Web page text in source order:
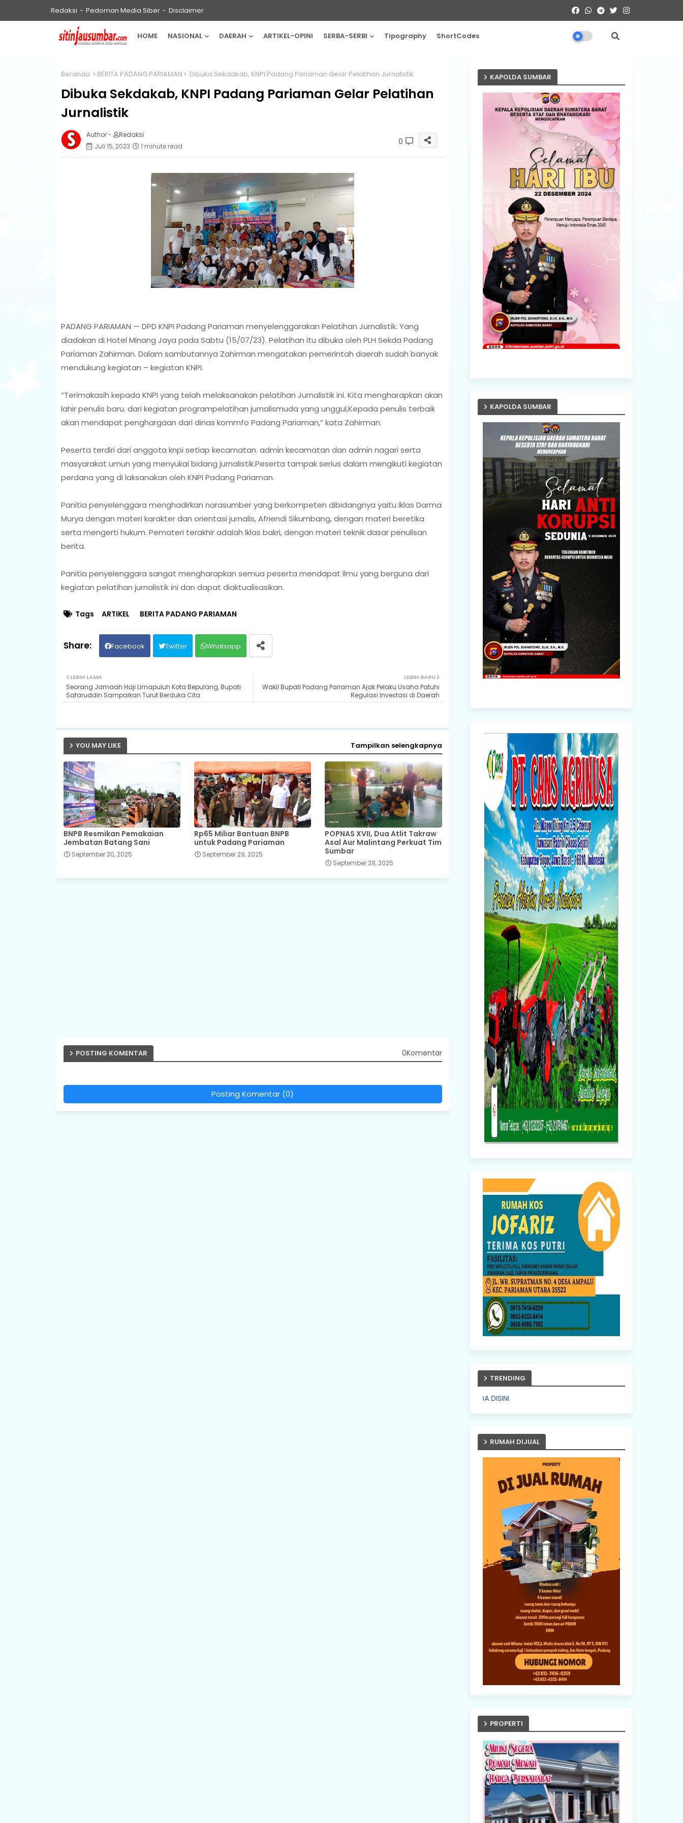
Redaksi Pedoman Media Siber Disclaimer
HOME NASIONAL DAERAH ARTIKEL-OPINI SERBA-SERBI Tipography ShortCodes
Beranda BERITA PADANG PARIAMAN Dibuka Sekdakab, KNPI Padang Pariaman Gelar Pelatihan Jurnalistik
Dibuka Sekdakab, KNPI Padang Pariaman Gelar Pelatihan
Jurnalistik
Author -
Redaksi
Juli 15, 2023
1 minute read 0
PADANG PARIAMAN — DPD KNPI Padang Pariaman menyelenggarakan Pelatihan Jurnalistik. Yang
diadakan di Hotel Minang Jaya pada Sabtu (15/07/23). Pelatihan itu dibuka oleh PLH Sekda Padang
Pariaman Zahirman. Dalam sambutannya Zahirman mengatakan pemerintah daerah sudah banyak
mendukung kegiatan – kegiatan KNPI.
“Terimakasih kepada KNPI yang telah melaksanakan pelatihan Jurnalistik ini. Kita mengharapkan akan
lahir penulis baru. dari kegiatan programpelatihan jurnalismuda yang unggul,Kepada penulis terbaik
akan mendapat penghargaan dari dinas kommfo Padang Pariaman,” kata Zahirman.
Peserta terdiri dari anggota knpi setiap kecamatan. admin kecamatan dan admin nagari serta
masyarakat umun yang menyukai bidang jurnalistik.Peserta tampak serius dalam mengikuti kegiatan
perdana yang di laksanakan oleh KNPI Padang Pariaman.
Panitia penyelenggara menghadirkan narasumber yang berkompeten dibidangnya yaitu Iklas Darma
Murya dengan materi karakter dan orientasi jurnalis, Afriendi Sikumbang, dengan materi beretika
serta mengerti hukum. Pemateri terakhir adalah Iklas bakri, dengan materi teknik dasar penulisan
berita.
Panitia penyelenggara sangat mengharapkan semua peserta mendapat ilmu yang berguna dari
kegiatan pelatihan jurnalistik ini dan dapat diaktualisasikan.
Tags ARTIKEL BERITA PADANG PARIAMAN
Facebook Twitter Whatsapp
LEBIH BARU
Wakil Bupati Padang Pariaman Ajak Pelaku Usaha Patuhi
Regulasi Investasi di Daerah
LEBIH LAMA
Seorang Jamaah Haji Limapuluh Kota Bepulang, Bupati
Safaruddin Sampaikan Turut Berduka Cita
YOU MAY LIKE Tampilkan selengkapnya
BNPB Resmikan Pemakaian
Jembatan Batang Sani
September 30, 2025
Rp65 Miliar Bantuan BNPB
untuk Padang Pariaman
September 29, 2025
POPNAS XVII, Dua Atlit Takraw
Asal Aur Malintang Perkuat Tim
Sumbar
September 28, 2025
POSTING KOMENTAR 0Komentar
Posting Komentar (0)
KAPOLDA SUMBAR
KAPOLDA SUMBAR
TRENDING
RUMAH DIJUAL
PROPERTI